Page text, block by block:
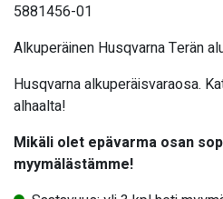
5881456-01
Alkuperäinen Husqvarna Terän
Husqvarna alkuperäisvaraosa.
alhaalta!
Mikäli olet epävarma osan
myymälästämme!